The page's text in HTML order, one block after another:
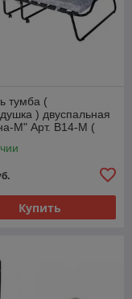
тумба (
) двуспальная
М" Арт. В14-М (
Купить